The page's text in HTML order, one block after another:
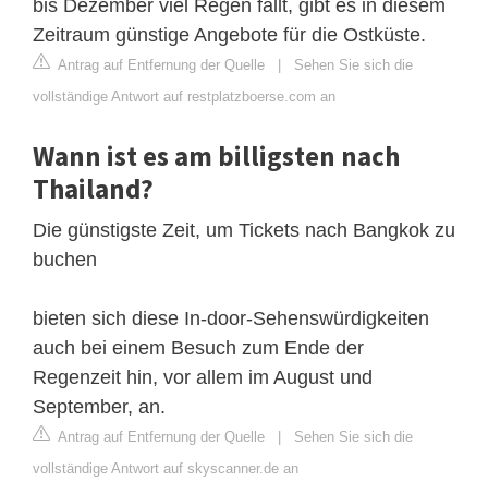
bis Dezember viel Regen fällt, gibt es in diesem
Zeitraum günstige Angebote für die Ostküste.
Antrag auf Entfernung der Quelle | Sehen Sie sich die
vollständige Antwort auf restplatzboerse.com an
Wann ist es am billigsten nach
Thailand?
Die günstigste Zeit, um Tickets nach Bangkok zu
buchen
bieten sich diese In-door-Sehenswürdigkeiten
auch bei einem Besuch zum Ende der
Regenzeit hin, vor allem im August und
September, an.
Antrag auf Entfernung der Quelle | Sehen Sie sich die
vollständige Antwort auf skyscanner.de an